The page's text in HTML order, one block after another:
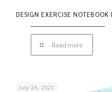
DESIGN EXERCISE
Read more
July 29, 2021